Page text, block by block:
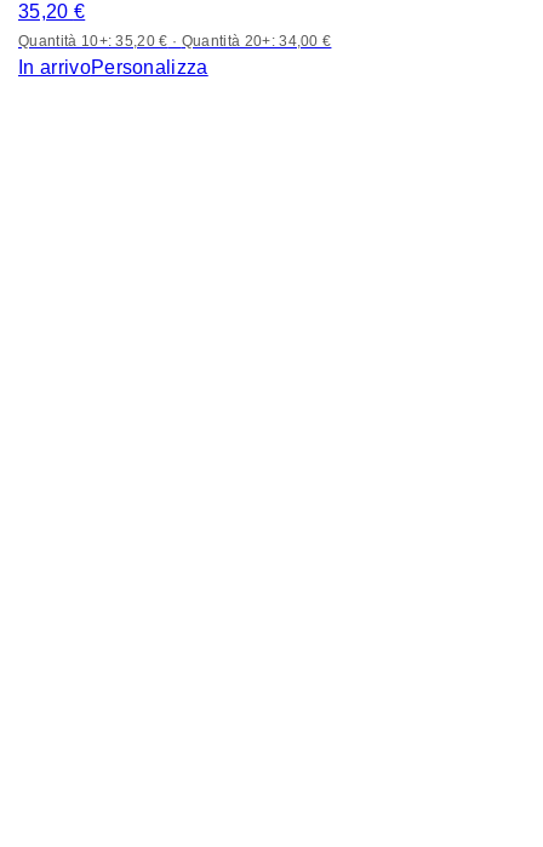
35,20 €
Quantità 10+: 35,20 € · Quantità 20+: 34,00 €
In arrivoPersonalizza